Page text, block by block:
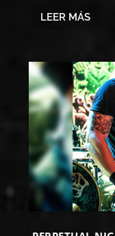
LEER MÁS